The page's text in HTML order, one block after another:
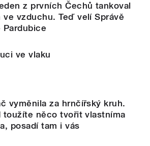
z prvních Čechů tankoval
ve vzduchu. Teď velí Správě
Pardubice
ve vlaku
vyměnila za hrnčířský kruh.
toužíte něco tvořit vlastníma
posadí tam i vás